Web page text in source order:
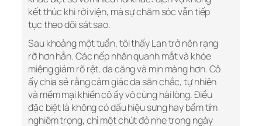
kết thúc khi rời viện, mà sự chăm sóc vẫn tiếp
tục theo dõi sát sao.
Sau khoảng một tuần, tôi thấy Lan trở nên rạng
rỡ hơn hẳn. Các nếp nhăn quanh mắt và khóe
miệng giảm rõ rệt, da căng và mịn màng hơn. Cô
ấy chia sẻ rằng cảm giác da săn chắc, tự nhiên
và mềm mại khiến cô ấy vô cùng hài lòng. Điều
đặc biệt là không có dấu hiệu sưng hay bầm tím
nghiêm trọng, chỉ một chút đỏ nhẹ trong ngày